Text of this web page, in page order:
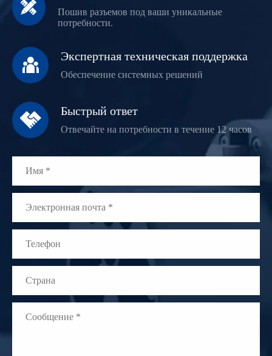

Пошив разъемов под ваши уникальные
потребности.
 Экспертная техническая поддержка
Обеспечение системных решений
 Быстрый ответ
Отвечайте на потребности в течение 12 часов
WhatsApp (如 +85291234567)
邮箱